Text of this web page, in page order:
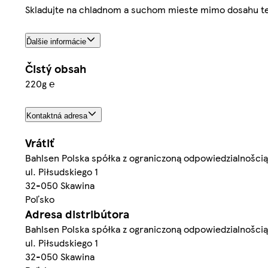
Skladujte na chladnom a suchom mieste mimo dosahu
Ďalšie informácie
Čistý obsah
220g ℮
Kontaktná adresa
Vrátiť
Bahlsen Polska spółka z ograniczoną
ul. Piłsudskiego 1
32-050 Skawina
Poľsko
Adresa distribútora
Bahlsen Polska spółka z ograniczoną
ul. Piłsudskiego 1
32-050 Skawina